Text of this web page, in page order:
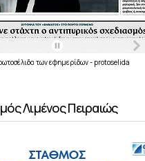
τωνεφημερίδων- protoselida
Λιμένος Πειραιώς